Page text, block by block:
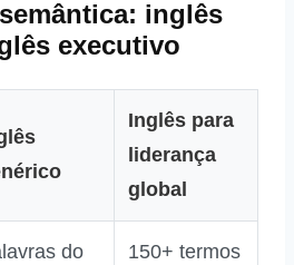
inglês
executivo
Inglês para
liderança
global
do
150+ termos